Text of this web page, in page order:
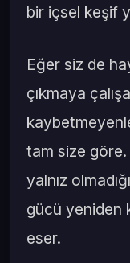
bir içsel keşif
Eğer siz de
çıkmaya
tam size göre.
yalnız
gücü yeniden
eser.